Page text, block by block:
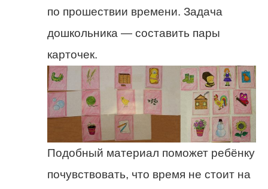
по прошествии времени. Задача
дошкольника — составить пары
карточек.
Подобный материал поможет ребёнку
почувствовать, что время не стоит на